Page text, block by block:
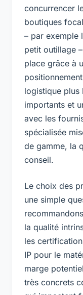
concurrencer
boutiques
– par exemple
petit outillage
place grâce à
logistique plus
importants et
avec les
spécialisée
de gamme, la
conseil.
Le choix des
une simple
la qualité
les
IP pour le
marge
très concrets